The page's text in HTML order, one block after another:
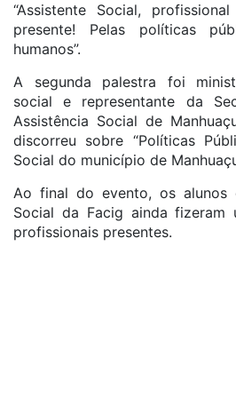
“Assistente Social,
presente! Pelas políticas
humanos”.
A segunda palestra foi
social e representante da
Assistência Social de
discorreu sobre “Políticas
Social do município de
Ao final do evento, os alunos
Social da Facig ainda fizeram
profissionais presentes.